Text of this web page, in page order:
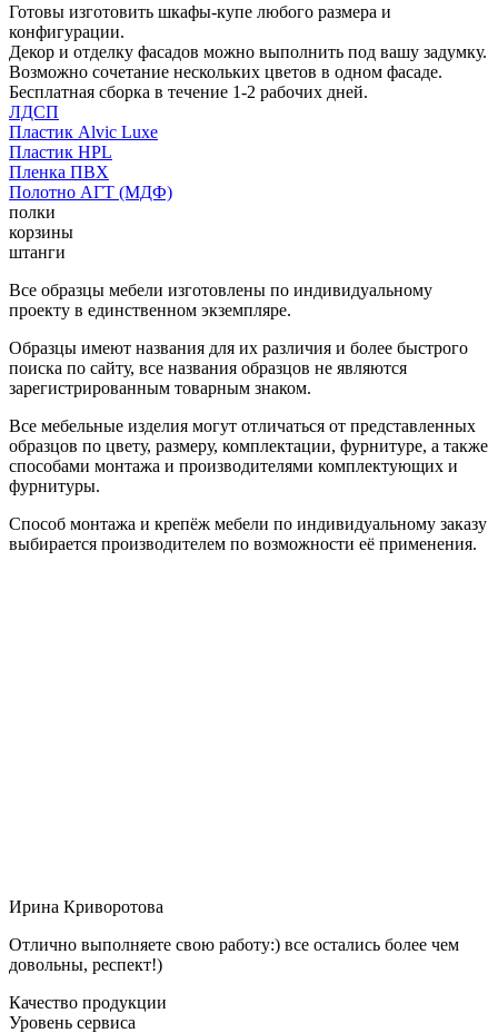
Готовы изготовить шкафы-купе любого размера и
конфигурации.
Декор и отделку фасадов можно выполнить под вашу задумку.
Возможно сочетание нескольких цветов в одном фасаде.
Бесплатная сборка в течение 1-2 рабочих дней.
ЛДСП
Пластик Alvic Luxe
Пластик HPL
Пленка ПВХ
Полотно АГТ (МДФ)
полки
корзины
штанги
Все образцы мебели изготовлены по индивидуальному
проекту в единственном экземпляре.
Образцы имеют названия для их различия и более быстрого
поиска по сайту, все названия образцов не являются
зарегистрированным товарным знаком.
Все мебельные изделия могут отличаться от представленных
образцов по цвету, размеру, комплектации, фурнитуре, а также
способами монтажа и производителями комплектующих и
фурнитуры.
Способ монтажа и крепёж мебели по индивидуальному заказу
выбирается производителем по возможности её применения.
Ирина Криворотова
Отлично выполняете свою работу:) все остались более чем
довольны, респект!)
Качество продукции
Уровень сервиса